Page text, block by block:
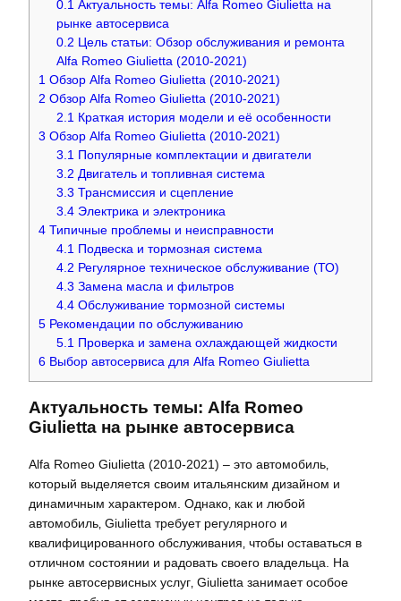
0.1 Актуальность темы: Alfa Romeo Giulietta на
рынке автосервиса
0.2 Цель статьи: Обзор обслуживания и ремонта
Alfa Romeo Giulietta (2010-2021)
1 Обзор Alfa Romeo Giulietta (2010-2021)
2 Обзор Alfa Romeo Giulietta (2010-2021)
2.1 Краткая история модели и её особенности
3 Обзор Alfa Romeo Giulietta (2010-2021)
3.1 Популярные комплектации и двигатели
3.2 Двигатель и топливная система
3.3 Трансмиссия и сцепление
3.4 Электрика и электроника
4 Типичные проблемы и неисправности
4.1 Подвеска и тормозная система
4.2 Регулярное техническое обслуживание (ТО)
4.3 Замена масла и фильтров
4.4 Обслуживание тормозной системы
5 Рекомендации по обслуживанию
5.1 Проверка и замена охлаждающей жидкости
6 Выбор автосервиса для Alfa Romeo Giulietta
Актуальность темы: Alfa Romeo
Giulietta на рынке автосервиса
Alfa Romeo Giulietta (2010-2021) – это автомобиль‚
который выделяется своим итальянским дизайном и
динамичным характером. Однако‚ как и любой
автомобиль‚ Giulietta требует регулярного и
квалифицированного обслуживания‚ чтобы оставаться в
отличном состоянии и радовать своего владельца. На
рынке автосервисных услуг‚ Giulietta занимает особое